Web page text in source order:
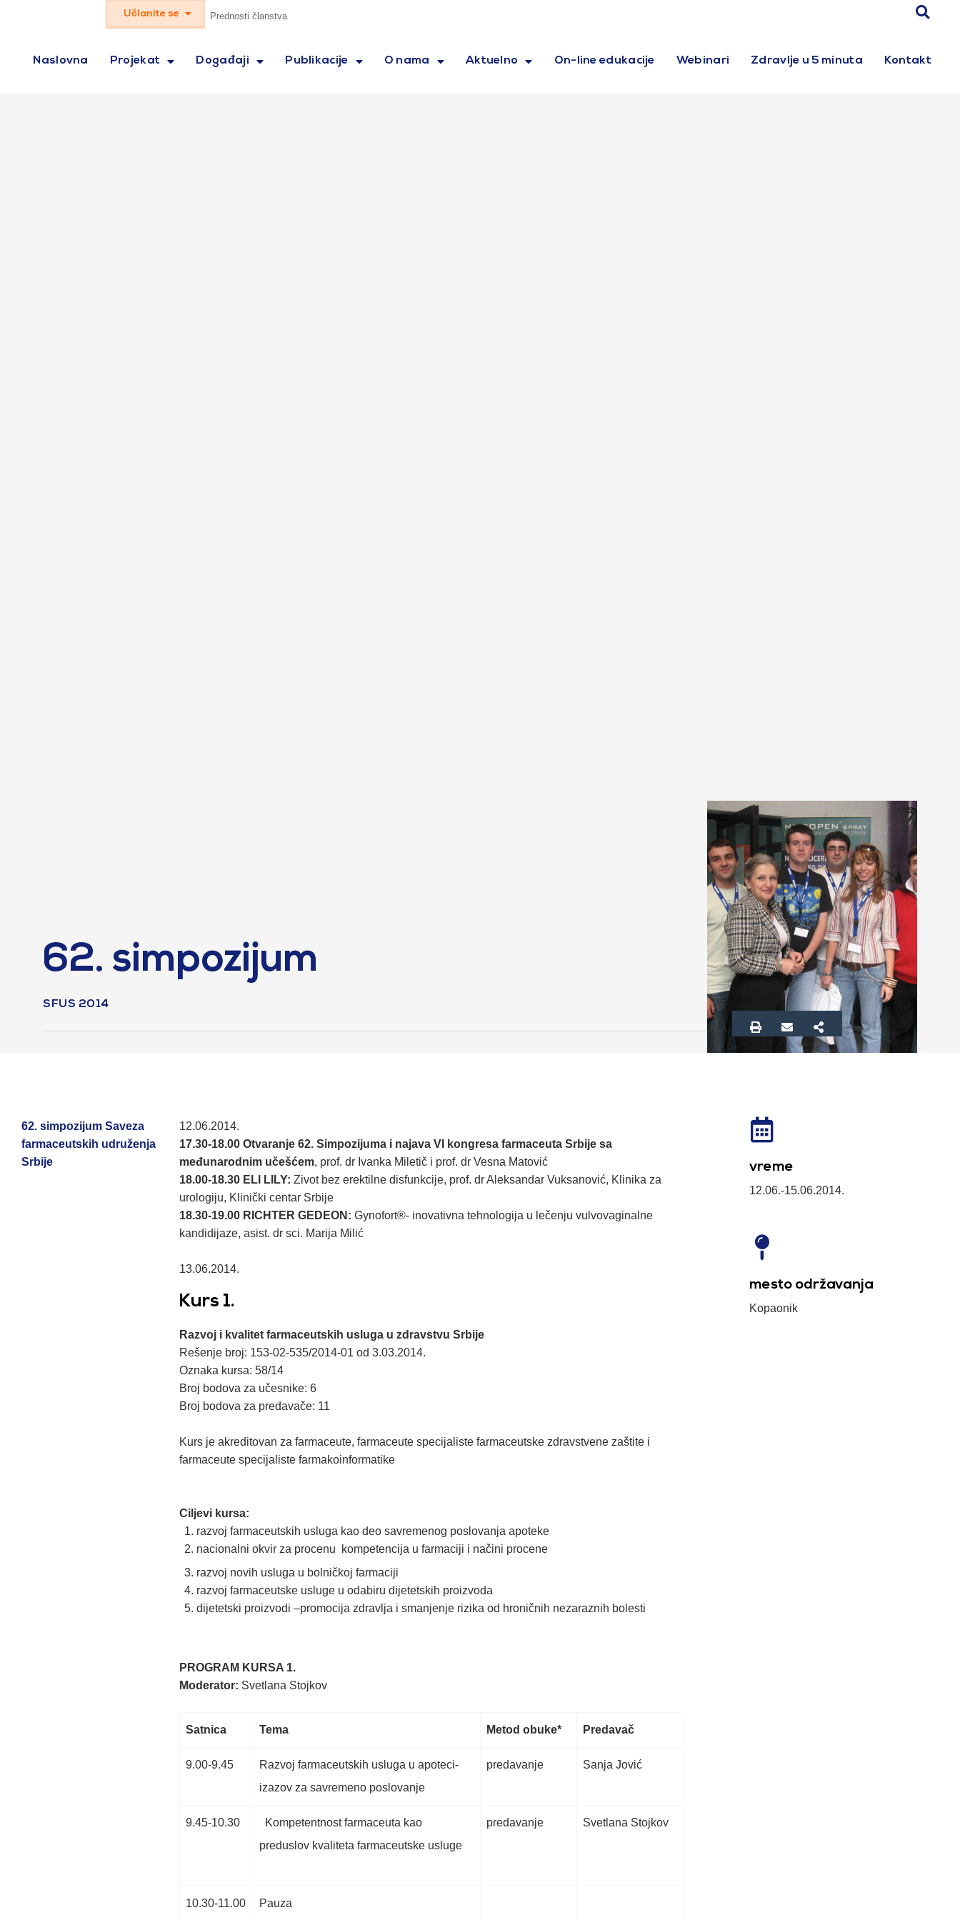
Učlanite se Prednosti članstva
Naslovna Projekat Događaji Publikacije O nama Aktuelno On-line edukacije Webinari Zdravlje u 5 minuta Kontakt
62. simpozijum
SFUS 2014
62. simpozijum Saveza
farmaceutskih udruženja
Srbije
12.06.2014.
17.30-18.00 Otvaranje 62. Simpozijuma i najava VI kongresa farmaceuta Srbije sa
međunarodnim učešćem, prof. dr Ivanka Miletič i prof. dr Vesna Matović
18.00-18.30 ELI LILY:Zivot bez erektilne disfunkcije, prof. dr Aleksandar Vuksanović, Klinika za
urologiju, Klinički centar Srbije
18.30-19.00 RICHTER GEDEON:Gynofort®- inovativna tehnologija u lečenju vulvovaginalne
kandidijaze, asist. dr sci. Marija Milić
13.06.2014.
Kurs 1.
Razvoj i kvalitet farmaceutskih usluga u zdravstvu Srbije
Rešenje broj: 153-02-535/2014-01 od 3.03.2014.
Oznaka kursa: 58/14
Broj bodova za učesnike: 6
Broj bodova za predavače: 11
Kurs je akreditovan za farmaceute, farmaceute specijaliste farmaceutske zdravstvene zaštite i
farmaceute specijaliste farmakoinformatike
Ciljevi kursa:
razvoj farmaceutskih usluga kao deo savremenog poslovanja apoteke
nacionalni okvir za procenu kompetencija u farmaciji i načini procene
razvoj novih usluga u bolničkoj farmaciji
razvoj farmaceutske usluge u odabiru dijetetskih proizvoda
dijetetski proizvodi –promocija zdravlja i smanjenje rizika od hroničnih nezaraznih bolesti
PROGRAM KURSA 1.
Moderator: Svetlana Stojkov
Satnica Tema Metod obuke* Predavač
9.00-9.45
Razvoj farmaceutskih usluga u apoteci-
izazov za savremeno poslovanje
predavanje Sanja Jović
9.45-10.30
Kompetentnost farmaceuta kao
preduslov kvaliteta farmaceutske usluge
predavanje Svetlana Stojkov
10.30-11.00 Pauza
vreme
12.06.-15.06.2014.
mesto održavanja
Kopaonik